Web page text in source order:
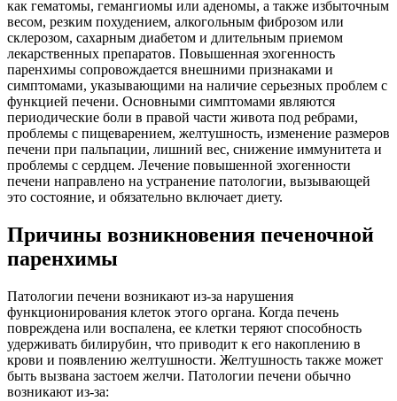
как гематомы, гемангиомы или аденомы, а также избыточным
весом, резким похудением, алкогольным фиброзом или
склерозом, сахарным диабетом и длительным приемом
лекарственных препаратов. Повышенная эхогенность
паренхимы сопровождается внешними признаками и
симптомами, указывающими на наличие серьезных проблем с
функцией печени. Основными симптомами являются
периодические боли в правой части живота под ребрами,
проблемы с пищеварением, желтушность, изменение размеров
печени при пальпации, лишний вес, снижение иммунитета и
проблемы с сердцем. Лечение повышенной эхогенности
печени направлено на устранение патологии, вызывающей
это состояние, и обязательно включает диету.
Причины возникновения печеночной
паренхимы
Патологии печени возникают из-за нарушения
функционирования клеток этого органа. Когда печень
повреждена или воспалена, ее клетки теряют способность
удерживать билирубин, что приводит к его накоплению в
крови и появлению желтушности. Желтушность также может
быть вызвана застоем желчи. Патологии печени обычно
возникают из-за: